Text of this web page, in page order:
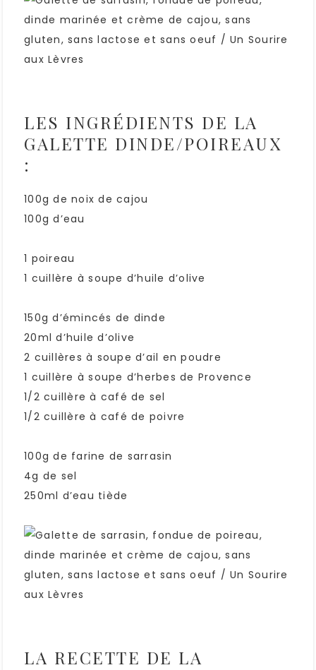
LES INGRÉDIENTS DE LA
GALETTE DINDE/POIREAUX
:
100g de noix de cajou
100g d’eau
1 poireau
1 cuillère à soupe d’huile d’olive
150g d’émincés de dinde
20ml d’huile d’olive
2 cuillères à soupe d’ail en poudre
1 cuillère à soupe d’herbes de Provence
1/2 cuillère à café de sel
1/2 cuillère à café de poivre
100g de farine de sarrasin
4g de sel
250ml d’eau tiède
LA RECETTE DE LA